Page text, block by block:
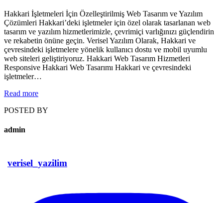
Hakkari İşletmeleri İçin Özelleştirilmiş Web Tasarım ve Yazılım
Çözümleri Hakkari’deki işletmeler için özel olarak tasarlanan web
tasarım ve yazılım hizmetlerimizle, çevrimiçi varlığınızı güçlendirin
ve rekabetin önüne geçin. Verisel Yazılım Olarak, Hakkari ve
çevresindeki işletmelere yönelik kullanıcı dostu ve mobil uyumlu
web siteleri geliştiriyoruz. Hakkari Web Tasarım Hizmetleri
Responsive Hakkari Web Tasarımı Hakkari ve çevresindeki
işletmeler…
Read more
POSTED BY
admin
verisel_yazilim